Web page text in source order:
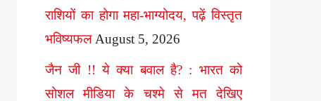
राशियों का होगा महा-भाग्योदय, पढ़ें विस्तृत
भविष्यफल August 5, 2026
जैन जी !! ये क्या बवाल है? : भारत को
सोशल मीडिया के चश्मे से मत देखिए